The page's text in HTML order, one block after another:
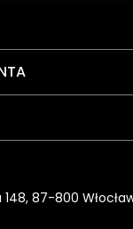
87-800